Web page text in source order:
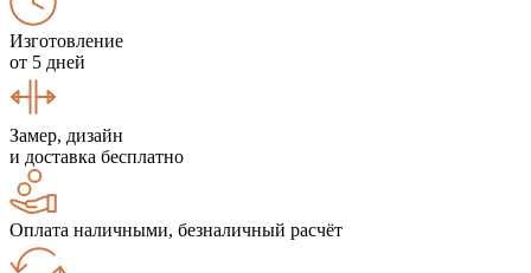
Изготовление
от 5 дней
Замер, дизайн
и доставка бесплатно
Оплата наличными, безналичный расчёт